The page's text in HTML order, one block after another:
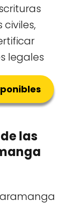
legales
las